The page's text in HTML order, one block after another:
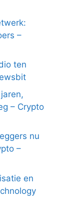
–
ten
– Crypto
nu
–
en